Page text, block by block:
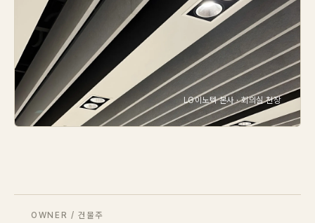
Consulting
Case Study
Journal
Resources
LG이노텍 본사 · 회의실 천장
OWNER / 건물주